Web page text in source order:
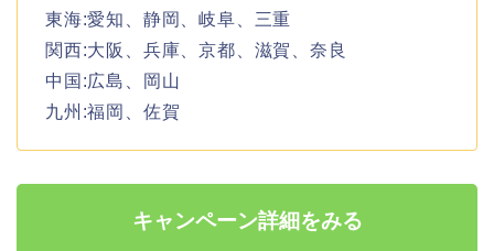
東海:愛知、静岡、岐阜、三重
関西:大阪、兵庫、京都、滋賀、奈良
中国:広島、岡山
九州:福岡、佐賀
キャンペーン詳細をみる